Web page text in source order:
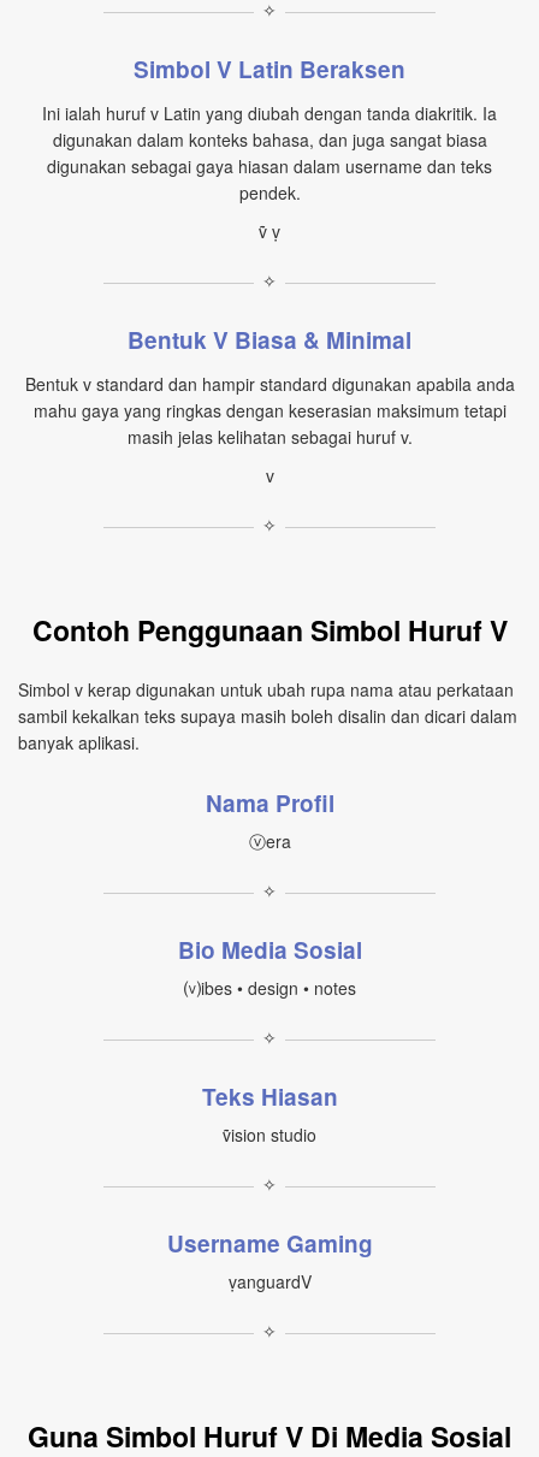
✧
Simbol V Latin Beraksen
Ini ialah huruf v Latin yang diubah dengan tanda diakritik. Ia
digunakan dalam konteks bahasa, dan juga sangat biasa
digunakan sebagai gaya hiasan dalam username dan teks
pendek.
ṽ ṿ
✧
Bentuk V Biasa & Minimal
Bentuk v standard dan hampir standard digunakan apabila anda
mahu gaya yang ringkas dengan keserasian maksimum tetapi
masih jelas kelihatan sebagai huruf v.
v
✧
Contoh Penggunaan Simbol Huruf V
Simbol v kerap digunakan untuk ubah rupa nama atau perkataan
sambil kekalkan teks supaya masih boleh disalin dan dicari dalam
banyak aplikasi.
Nama Profil
ⓥera
✧
Bio Media Sosial
⒱ibes • design • notes
✧
Teks Hiasan
ṽision studio
✧
Username Gaming
ṿanguardV
✧
Guna Simbol Huruf V Di Media Sosial